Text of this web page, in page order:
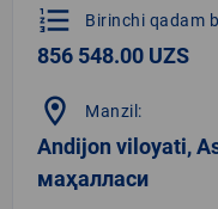
format_list_numbered Birinchi qadam
856 548.00 UZS
location_on Manzil:
Andijon viloyati,
маҳалласи